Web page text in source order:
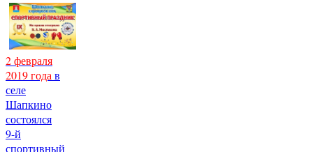
2 февраля
2019 года в
селе
Шапкино
состоялся
9-й
спортивный